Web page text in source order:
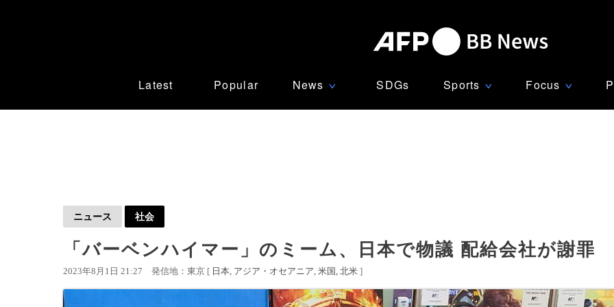
Latest Popular News ∨ SDGs Sports ∨ Focus ∨
ニュース 社会
「バーベンハイマー」のミーム、日本で物議 配給会社が謝罪
2023年8月1日 21:27 発信地：東京 [ 日本 アジア・オセアニア 米国 北米 ]